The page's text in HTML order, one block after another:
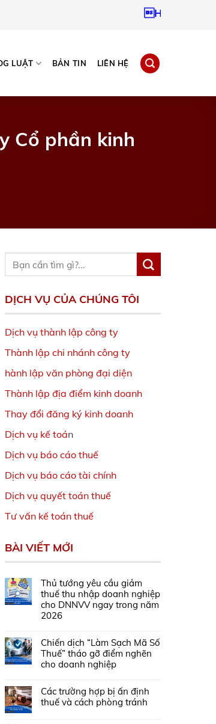
Hotline:
LUẬT BẢN TIN LIÊN HỆ
Cổ phần kinh
DỊCH VỤ CỦA CHÚNG TÔI
Dịch vụ thành lập công ty
Thành lập chi nhánh công ty
hành lập văn phòng đại diện
Thành lập địa điểm kinh doanh
Thay đổi đăng ký kinh doanh
Dịch vụ kế toán
Dịch vụ báo cáo thuế
Dịch vụ báo cáo tài chính
Dịch vụ quyết toán thuế
Tư vấn kế toán thuế
BÀI VIẾT MỚI
Thủ tướng yêu cầu giảm
thuế thu nhập doanh nghiệp
cho DNNVV ngay trong năm
2026
Chiến dịch “Làm Sạch Mã Số
Thuế” tháo gỡ điểm nghẽn
cho doanh nghiệp
Các trường hợp bị ấn định
thuế và cách phòng tránh